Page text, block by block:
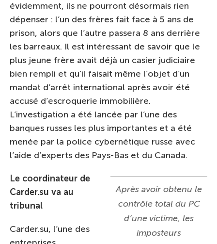
évidemment, ils ne pourront désormais rien
dépenser : l’un des frères fait face à 5 ans de
prison, alors que l’autre passera 8 ans derrière
les barreaux. Il est intéressant de savoir que le
plus jeune frère avait déjà un casier judiciaire
bien rempli et qu’il faisait même l’objet d’un
mandat d’arrêt international après avoir été
accusé d’escroquerie immobilière.
L’investigation a été lancée par l’une des
banques russes les plus importantes et a été
menée par la police cybernétique russe avec
l’aide d’experts des Pays-Bas et du Canada.
Après avoir obtenu le
contrôle total du PC
d’une victime, les
imposteurs
Le coordinateur de
Carder.su va au
tribunal
Carder.su, l’une des